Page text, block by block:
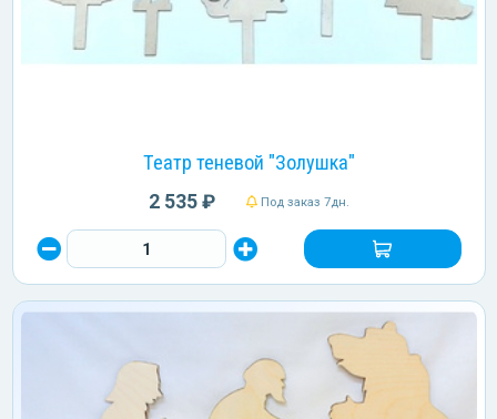
Театр теневой "Золушка"
2 535 ₽ Под заказ 7дн.